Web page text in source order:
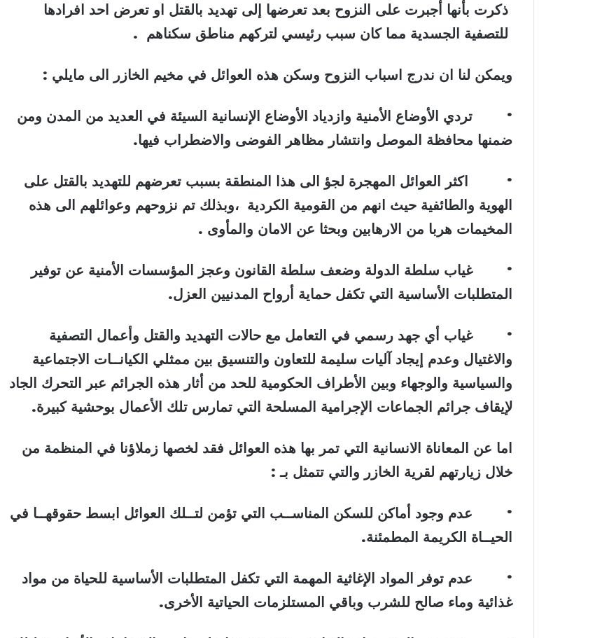
ذكرت بأنها أجبرت على النزوح بعد تعرضها إلى تهديد بالقتل او تعرض احد افرادها
للتصفية الجسدية مما كان سبب رئيسي لتركهم مناطق سكناهم .
ويمكن لنا ان ندرج اسباب النزوح وسكن هذه العوائل في مخيم الخازر الى مايلي :
• تردي الأوضاع الأمنية وازدياد الأوضاع الإنسانية السيئة في العديد من المدن ومن
ضمنها محافظة الموصل وانتشار مظاهر الفوضى والاضطراب فيها.
• اكثر العوائل المهجرة لجؤ الى هذا المنطقة بسبب تعرضهم للتهديد بالقتل على
الهوية والطائفية حيث انهم من القومية الكردية ،وبذلك تم نزوحهم وعوائلهم الى هذه
المخيمات هربا من الارهابين وبحثا عن الامان والمأوى .
•غياب سلطة الدولة وضعف سلطة القانون وعجز المؤسسات الأمنية عن توفير
المتطلبات الأساسية التي تكفل حماية أرواح المدنيين العزل.
•غياب أي جهد رسمي في التعامل مع حالات التهديد والقتل وأعمال التصفية
والاغتيال وعدم إيجاد آليات سليمة للتعاون والتنسيق بين ممثلي الكيانــات الاجتماعية
والسياسية والوجهاء وبين الأطراف الحكومية للحد من أثار هذه الجرائم عبر التحرك الجاد
لإيقاف جرائم الجماعات الإجرامية المسلحة التي تمارس تلك الأعمال بوحشية كبيرة.
اما عن المعاناة الانسانية التي تمر بها هذه العوائل فقد لخصها زملاؤنا في المنظمة من
خلال زيارتهم لقرية الخازر والتي تتمثل بـ:
• عدم وجود أماكن للسكن المناســب التي تؤمن لتــلك العوائل ابسط حقوقهــا في
الحيــاة الكريمة المطمئنة.
• عدم توفر المواد الإغاثية المهمة التي تكفل المتطلبات الأساسية للحياة من مواد
غذائية وماء صالح للشرب وباقي المستلزمات الحياتية الأخرى.